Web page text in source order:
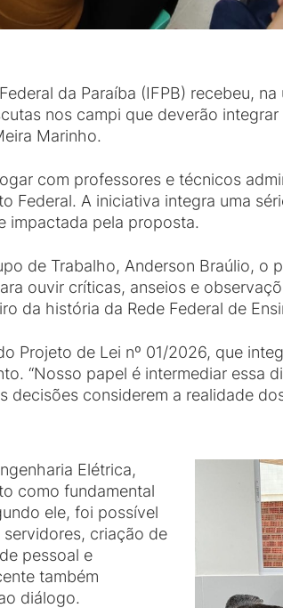
da Paraíba (IFPB) recebeu,
nos campi que deverão
Marinho.
com professores e técnicos
Federal. A iniciativa integra uma
impactada pela proposta.
de Trabalho, Anderson Braúlio, o
ouvir críticas, anseios e
da história da Rede Federal de
Projeto de Lei nº 01/2026, que
“Nosso papel é intermediar essa
decisões considerem a realidade
Elétrica,
como fundamental
ele, foi possível
criação de
pessoal e
também
diálogo.